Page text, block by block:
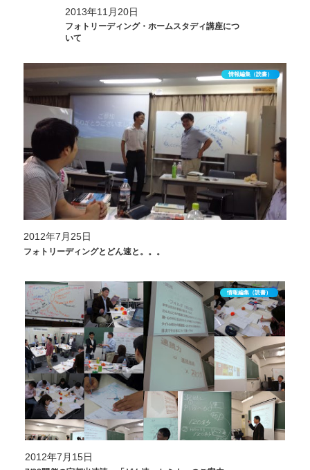
2013年11月20日
フォトリーディング・ホームスタディ講座につ
いて
情報編集（読書）
2012年7月25日
フォトリーディングとどん速と。。。
情報編集（読書）
2012年7月15日